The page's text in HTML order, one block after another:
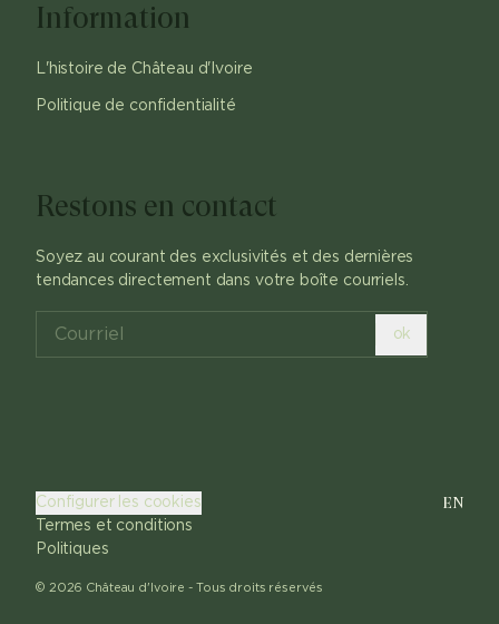
Information
L'histoire de Château d'Ivoire
Politique de confidentialité
Restons en contact
Soyez au courant des exclusivités et des dernières
tendances directement dans votre boîte courriels.
ok
© 2026 Château d'Ivoire - Tous droits réservés
Configurer les cookies
Termes et conditions
Politiques
EN